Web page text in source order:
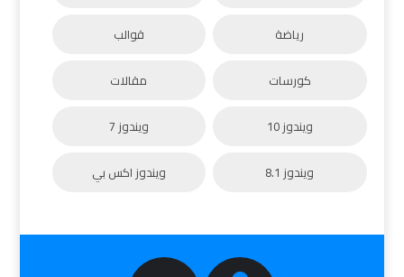
رياضة قوالب
كورسات مقالات
ويندوز 10 ويندوز 7
ويندوز 8.1 ويندوز اكس بي